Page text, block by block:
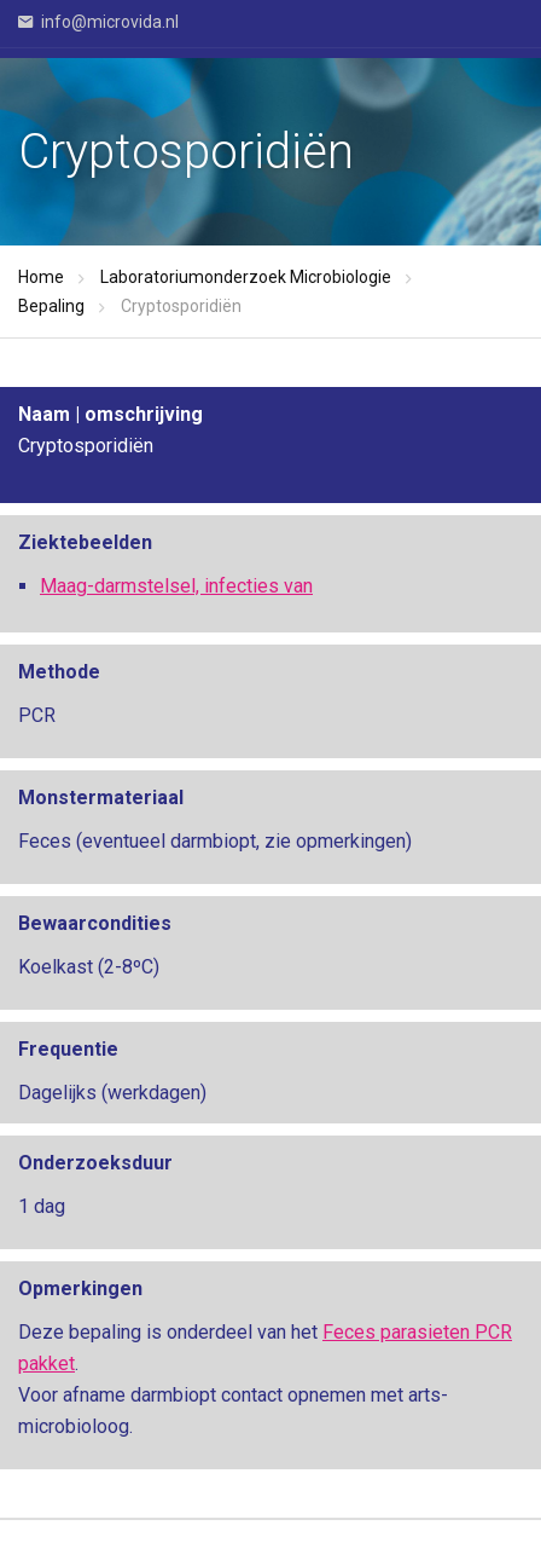
info@microvida.nl
Cryptosporidiën
Home
Laboratoriumonderzoek Microbiologie
Bepaling
Cryptosporidiën
Naam | omschrijving
Cryptosporidiën
Ziektebeelden
Maag-darmstelsel, infecties van
Methode
PCR
Monstermateriaal
Feces (eventueel darmbiopt, zie opmerkingen)
Bewaarcondities
Koelkast (2-8ºC)
Frequentie
Dagelijks (werkdagen)
Onderzoeksduur
1 dag
Opmerkingen
Deze bepaling is onderdeel van het Feces parasieten PCR
pakket.
Voor afname darmbiopt contact opnemen met arts-
microbioloog.